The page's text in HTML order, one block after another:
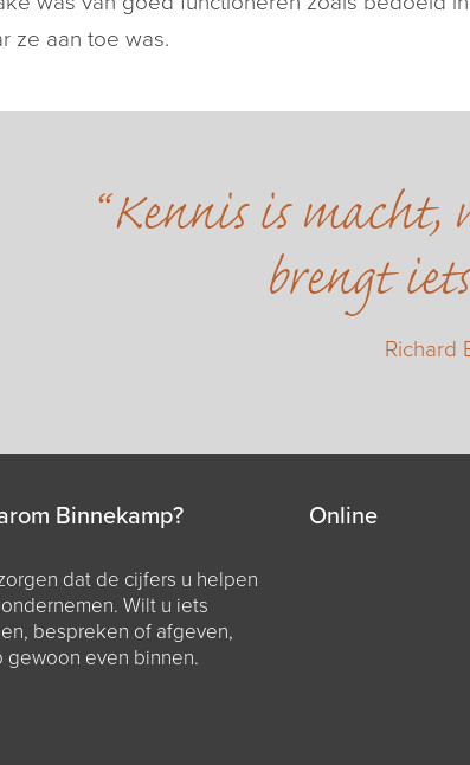
ze aan toe was.
Kennis is macht,
brengt
Richard
Binnekamp?
dat de cijfers u helpen
Wilt u iets
bespreken of afgeven,
gewoon even binnen.
Online